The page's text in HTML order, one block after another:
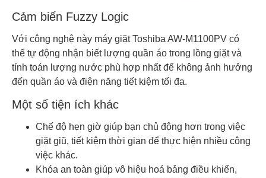
Cảm biến Fuzzy Logic
Với công nghệ này máy giặt Toshiba AW-M1100PV có
thể tự động nhận biết lượng quần áo trong lồng giặt và
tính toán lượng nước phù hợp nhất để không ảnh hưởng
đến quần áo và điện năng tiết kiệm tối đa.
Một số tiện ích khác
Chế độ hẹn giờ giúp bạn chủ động hơn trong việc
giặt giũ, tiết kiệm thời gian để thực hiện nhiều công
việc khác.
Khóa an toàn giúp vô hiệu hoá bảng điều khiển,